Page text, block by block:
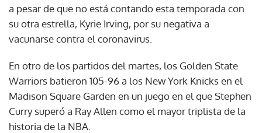
a pesar de que no está contando esta temporada con
su otra estrella, Kyrie Irving, por su negativa a
vacunarse contra el coronavirus.
En otro de los partidos del martes, los Golden State
Warriors batieron 105-96 a los New York Knicks en el
Madison Square Garden en un juego en el que Stephen
Curry superó a Ray Allen como el mayor triplista de la
historia de la NBA.